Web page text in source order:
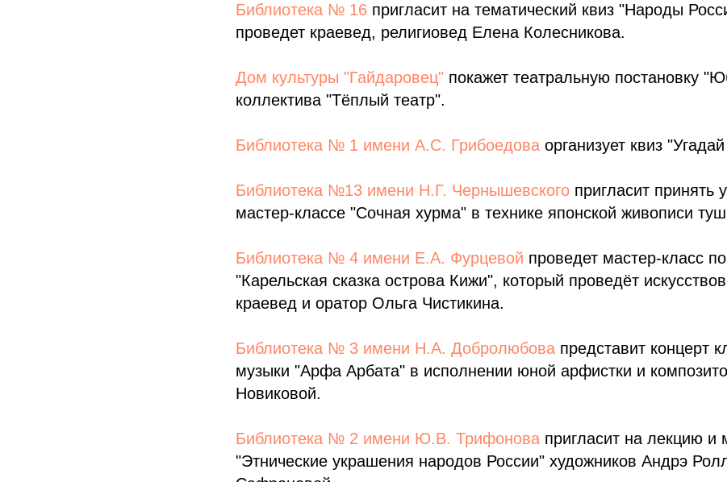
Библиотека № 16 пригласит на тематический квиз "Народы
проведет краевед, религиовед Елена Колесникова.
Дом культуры "Гайдаровец" покажет театральную постановку
коллектива "Тёплый театр".
Библиотека № 1 имени А.С. Грибоедова организует квиз
Библиотека №13 имени Н.Г. Чернышевского пригласит принять
мастер-классе "Сочная хурма" в технике японской живописи
Библиотека № 4 имени Е.А. Фурцевой проведет мастер-класс по
"Карельская сказка острова Кижи", который проведёт
краевед и оратор Ольга Чистикина.
Библиотека № 3 имени Н.А. Добролюбова представит концерт
музыки "Арфа Арбата"​ в исполнении юной арфистки и
Новиковой.
Библиотека № 2 имени Ю.В. Трифонова пригласит на лекцию и
"Этнические украшения народов России" художников Андрэ